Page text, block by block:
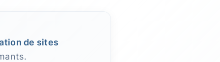
de sites